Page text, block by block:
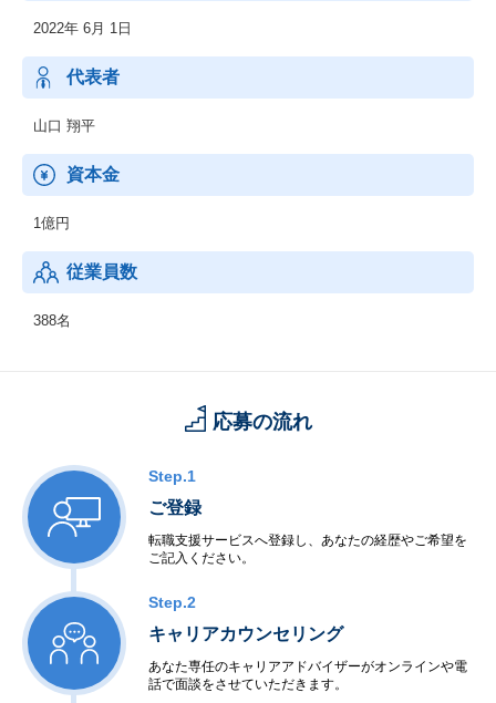
2022年 6月 1日
代表者
山口 翔平
資本金
1億円
従業員数
388名
応募の流れ
Step.1
ご登録
転職支援サービスへ登録し、あなたの経歴やご希望を
ご記入ください。
Step.2
キャリアカウンセリング
あなた専任のキャリアアドバイザーがオンラインや電
話で面談をさせていただきます。